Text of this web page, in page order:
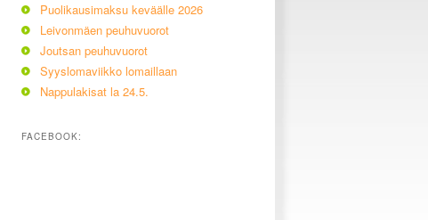
Puolikausimaksu keväälle 2026
Leivonmäen peuhuvuorot
Joutsan peuhuvuorot
Syyslomaviikko lomaillaan
Nappulakisat la 24.5.
FACEBOOK: